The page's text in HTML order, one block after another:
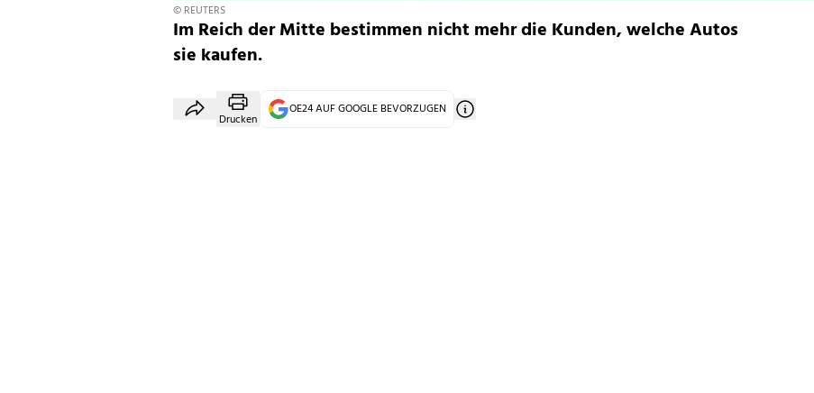
© REUTERS
Im Reich der Mitte bestimmen nicht mehr die Kunden, welche Autos
sie kaufen.
Drucken
OE24 AUF GOOGLE BEVORZUGEN